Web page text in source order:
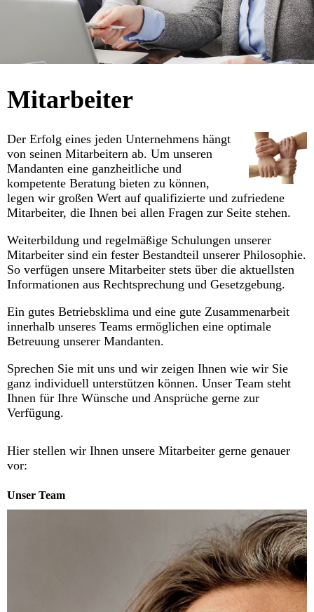
Mitarbeiter
Der Erfolg eines jeden Unternehmens hängt
von seinen Mitarbeitern ab. Um unseren
Mandanten eine ganzheitliche und
kompetente Beratung bieten zu können,
legen wir großen Wert auf qualifizierte und zufriedene
Mitarbeiter, die Ihnen bei allen Fragen zur Seite stehen.
Weiterbildung und regelmäßige Schulungen unserer
Mitarbeiter sind ein fester Bestandteil unserer Philosophie.
So verfügen unsere Mitarbeiter stets über die aktuellsten
Informationen aus Rechtsprechung und Gesetzgebung.
Ein gutes Betriebsklima und eine gute Zusammenarbeit
innerhalb unseres Teams ermöglichen eine optimale
Betreuung unserer Mandanten.
Sprechen Sie mit uns und wir zeigen Ihnen wie wir Sie
ganz individuell unterstützen können. Unser Team steht
Ihnen für Ihre Wünsche und Ansprüche gerne zur
Verfügung.
Hier stellen wir Ihnen unsere Mitarbeiter gerne genauer
vor:
Unser Team